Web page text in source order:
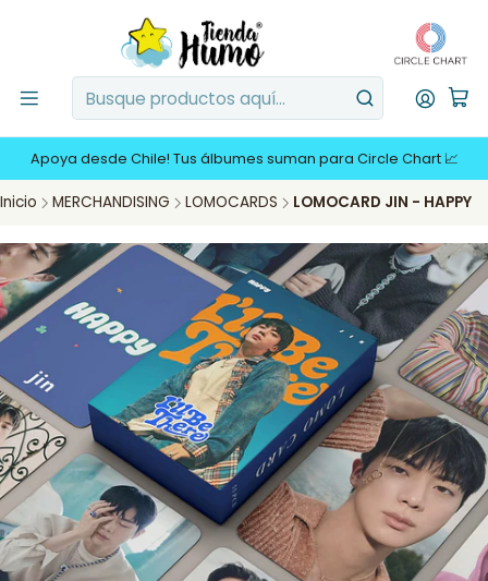
Apoya desde Chile! Tus álbumes suman para Circle Chart 📈
Inicio MERCHANDISING LOMOCARDS LOMOCARD JIN - HAPPY